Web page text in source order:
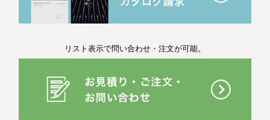
リスト表示で問い合わせ・注文が可能。